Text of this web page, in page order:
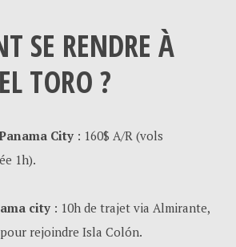
SE RENDRE À
TORO ?
City: 160$ A/R (vols
1h).
city: 10h de trajet via Almirante,
rejoindre Isla Colón.